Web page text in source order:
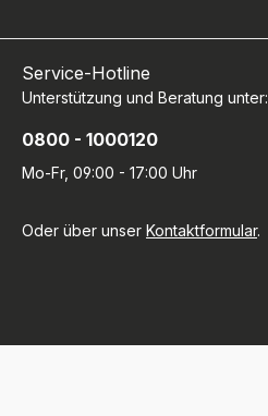
Service-Hotline
Unterstützung und Beratung unter:
0800 - 1000120
Mo-Fr, 09:00 - 17:00 Uhr
Oder über unser Kontaktformular.